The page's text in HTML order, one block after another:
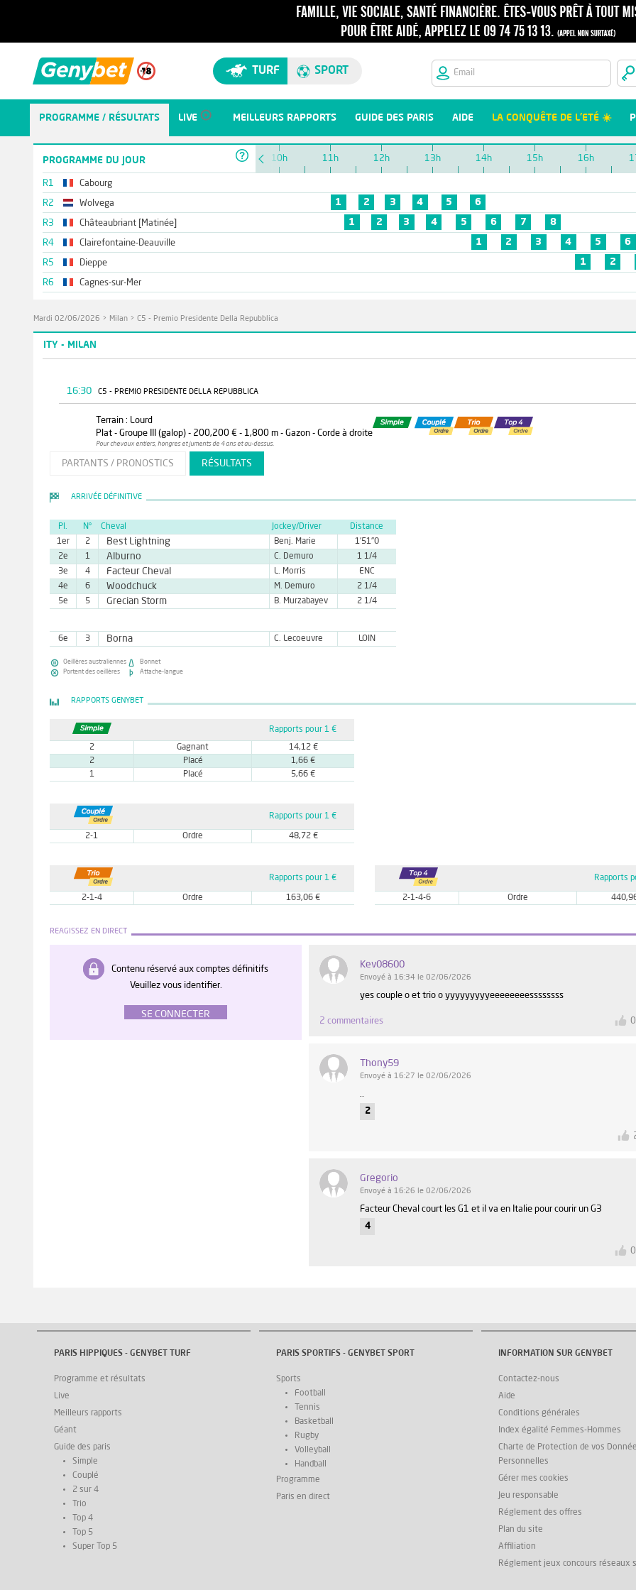
TURF SPORT
PROGRAMME / RÉSULTATS LIVE MEILLEURS RAPPORTS GUIDE DES PARIS AIDE LA CONQUÊTE DE L'ETÉ ☀️
PROGRAMME DU JOUR
R1 Cabourg
R2 Wolvega
R3 Châteaubriant [Matinée]
R4 Clairefontaine-Deauville
R5 Dieppe
R6 Cagnes-sur-Mer
10h 11h 12h 13h 14h 15h 16h
1
2 3 4 5
6
1
2 3 4 5 6 7
8
1
2 3 4 5 6
1
2
Mardi 02/06/2026 > Milan > C5 - Premio Presidente Della Repubblica
ITY - MILAN
16:30 C5 - PREMIO PRESIDENTE DELLA REPUBBLICA
Terrain : Lourd
Plat - Groupe III (galop) - 200,200 € - 1,800 m - Gazon - Corde à droite
Pour chevaux entiers, hongres et juments de 4 ans et au-dessus.
PARTANTS / PRONOSTICS RÉSULTATS
ARRIVÉE DÉFINITIVE
Pl. N° Cheval Jockey/Driver
Distance
1er
2 Best Lightning Benj. Marie
1'51''0
2e
1 Alburno C. Demuro
1 1/4
3e
4 Facteur Cheval L. Morris
ENC
4e
6 Woodchuck M. Demuro
2 1/4
5e
5 Grecian Storm B. Murzabayev 2 1/4
6e 3 Borna C. Lecoeuvre LOIN
 Oeillères australiennes
 Portent des oeillères
 Bonnet
 Attache-langue
RAPPORTS GENYBET
Rapports pour 1 €
2 Gagnant
14,12 €
2
Placé
1,66 €
1
Placé 5,66 €
Rapports pour 1 €
2-1 Ordre 48,72 €
Rapports pour 1 €
2-1-4 Ordre 163,06 €
Rapports
2-1-4-6 Ordre
REAGISSEZ EN DIRECT
Contenu réservé aux comptes définitifs
Veuillez vous identifier.
SE CONNECTER
Kev08600
Envoyé à 16:34 le 02/06/2026
yes couple o et trio o yyyyyyyyyeeeeeeeessssssss
2 commentaires 0
Thony59
Envoyé à 16:27 le 02/06/2026
..
2
Gregorio
Envoyé à 16:26 le 02/06/2026
Facteur Cheval court les G1 et il va en Italie pour courir un G3
4
0
PARIS HIPPIQUES - GENYBET TURF
Programme et résultats
Live
Meilleurs rapports
Géant
Guide des paris
Simple
Couplé
2 sur 4
Trio
Top 4
Top 5
Super Top 5
PARIS SPORTIFS - GENYBET SPORT
Sports
Football
Tennis
Basketball
Rugby
Volleyball
Handball
Programme
Paris en direct
INFORMATION SUR GENYBET
Contactez-nous
Aide
Conditions générales
Index égalité Femmes-Hommes
Charte de Protection de vos
Personnelles
Gérer mes cookies
Jeu responsable
Réglement des offres
Plan du site
Affiliation
Réglement jeux concours réseaux